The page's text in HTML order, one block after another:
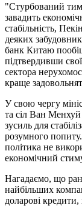
"Стурбований
завадить
стабільність,
деяких
банк Китаю
підтвердивши
сектора
краще
У свою чергу
та сіл Ван
зусиль для
розумного
політика не
економічний
Нагадаємо, що
найбільших
доларові кредити,